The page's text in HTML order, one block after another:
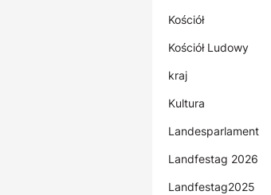
Kościół
Kościół Ludowy
kraj
Kultura
Landesparlament
Landfestag 2026
Landfestag2025